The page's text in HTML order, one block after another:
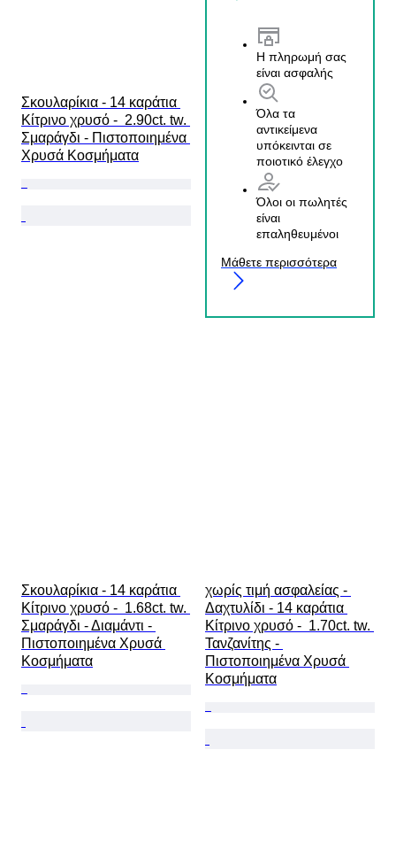
Η πληρωμή σας
είναι ασφαλής
Όλα τα
αντικείμενα
υπόκεινται σε
ποιοτικό έλεγχο
Όλοι οι πωλητές
είναι
επαληθευμένοι
Μάθετε περισσότερα
Σκουλαρίκια - 14 καράτια
Κίτρινο χρυσό -  2.90ct. tw.
Σμαράγδι - Πιστοποιημένα
Χρυσά Κοσμήματα
Σκουλαρίκια - 14 καράτια
Κίτρινο χρυσό -  1.68ct. tw.
Σμαράγδι - Διαμάντι -
Πιστοποιημένα Χρυσά
Κοσμήματα
χωρίς τιμή ασφαλείας -
Δαχτυλίδι - 14 καράτια
Κίτρινο χρυσό -  1.70ct. tw.
Τανζανίτης -
Πιστοποιημένα Χρυσά
Κοσμήματα